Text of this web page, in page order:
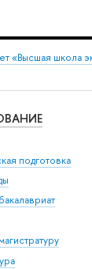
«Высшая школа
подготовка